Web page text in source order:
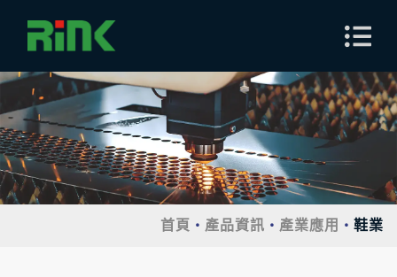
首頁 產品資訊 產業應用 鞋業